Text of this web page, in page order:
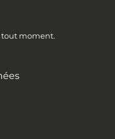
tout moment.